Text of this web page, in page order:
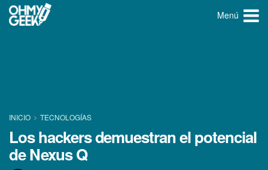
Menú
INICIO TECNOLOGÍ­AS
Los hackers demuestran el potencial
de Nexus Q